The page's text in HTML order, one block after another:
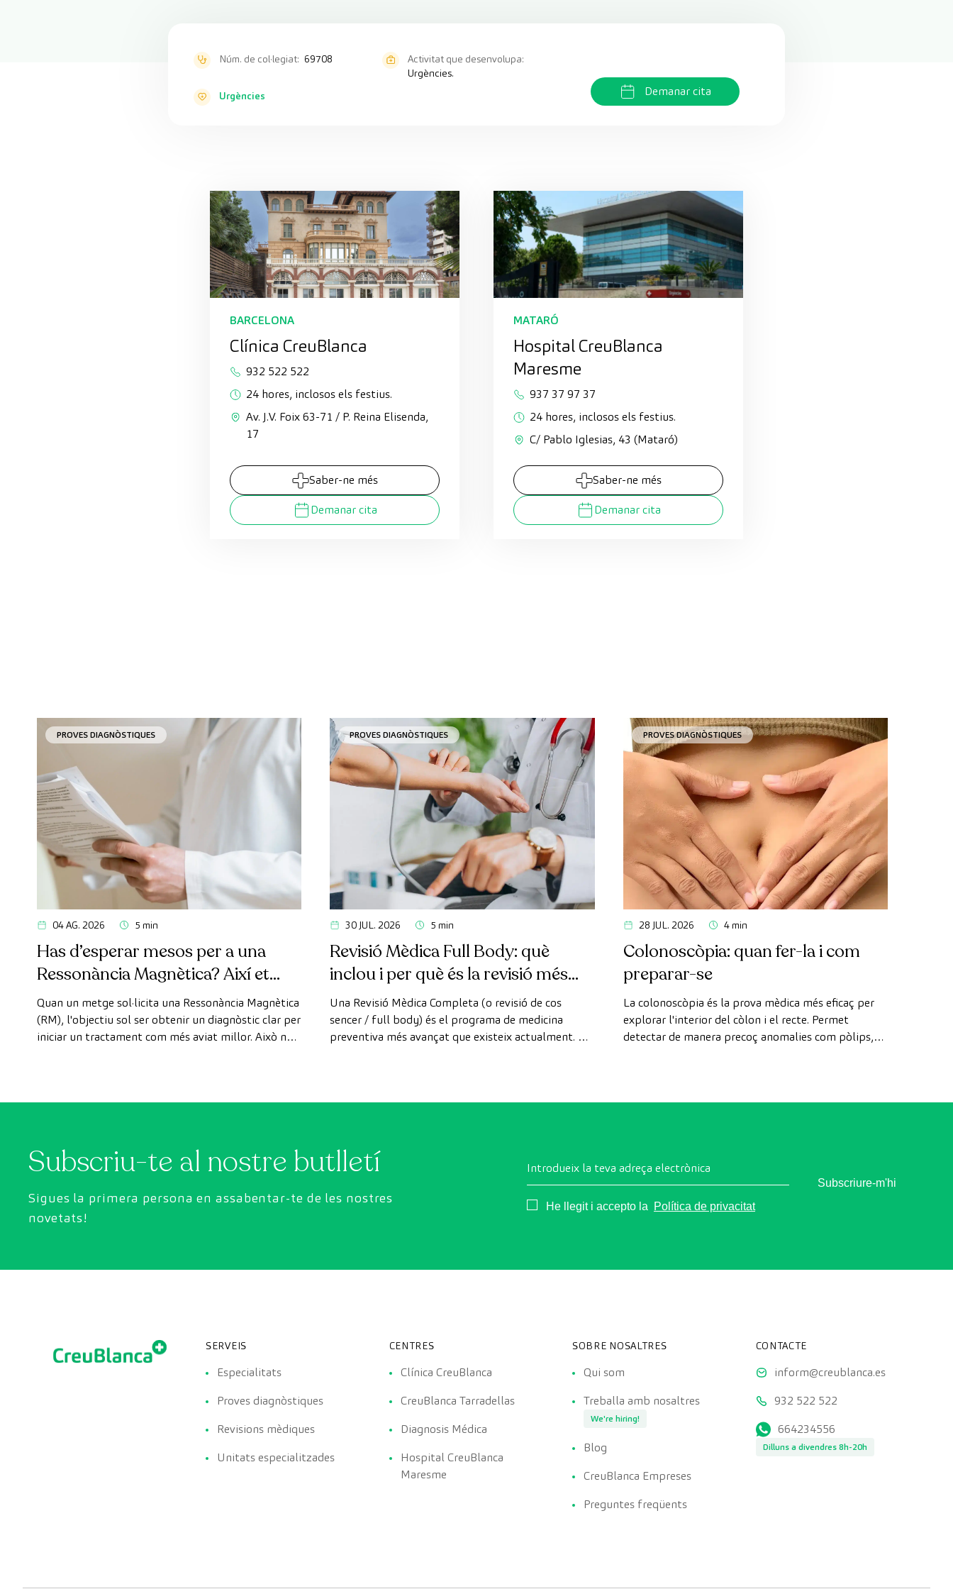
Núm. de col·legiat: 69708
Activitat que desenvolupa:
Urgències.
Urgències
Demanar cita
BARCELONA
Clínica CreuBlanca
932 522 522
24 hores, inclosos els festius.
Av. J.V. Foix 63-71 / P. Reina Elisenda,
17
Saber-ne més
Demanar cita
MATARÓ
Hospital CreuBlanca
Maresme
937 37 97 37
24 hores, inclosos els festius.
C/ Pablo Iglesias, 43 (Mataró)
Saber-ne més
Demanar cita
PROVES DIAGNÒSTIQUES
04 AG. 2026 5 min
Has d’esperar mesos per a una
Ressonància Magnètica? Així et
pots fer la prova de manera ràpida
com a pacient privat
Quan un metge sol·licita una Ressonància Magnètica
(RM), l'objectiu sol ser obtenir un diagnòstic clar per
iniciar un tractament com més aviat millor. Això no
PROVES DIAGNÒSTIQUES
30 JUL. 2026 5 min
Revisió Mèdica Full Body: què
inclou i per què és la revisió més
avançada
Una Revisió Mèdica Completa (o revisió de cos
sencer / full body) és el programa de medicina
preventiva més avançat que existeix actualment. A
exhaustiva l'estat dels òrgans vitals, el sistema
PROVES DIAGNÒSTIQUES
28 JUL. 2026 4 min
Colonoscòpia: quan fer-la i com
preparar-se
La colonoscòpia és la prova mèdica més eficaç per
explorar l'interior del còlon i el recte. Permet
detectar de manera precoç anomalies com pòlips,
Subscriu-te al nostre butlletí
Sigues la primera persona en assabentar-te de les nostres
novetats!
Introdueix la teva adreça electrònica
Consentimiento
He llegit i accepto la Política de privacitat
Subscriure-m'hi
SERVEIS
Especialitats
Proves diagnòstiques
Revisions mèdiques
Unitats especialitzades
CENTRES
Clínica CreuBlanca
CreuBlanca Tarradellas
Diagnosis Médica
Hospital CreuBlanca
Maresme
SOBRE NOSALTRES
Qui som
Treballa amb nosaltres
We're hiring!
Blog
CreuBlanca Empreses
Preguntes freqüents
CONTACTE
inform@creublanca.es
932 522 522
664234556
Dilluns a divendres 8h-20h